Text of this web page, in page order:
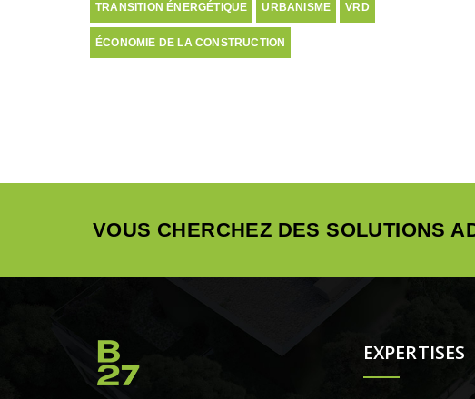
TRANSITION ÉNERGÉTIQUE URBANISME VRD
ÉCONOMIE DE LA CONSTRUCTION
VOUS CHERCHEZ DES SOLUTIONS
EXPERTISES